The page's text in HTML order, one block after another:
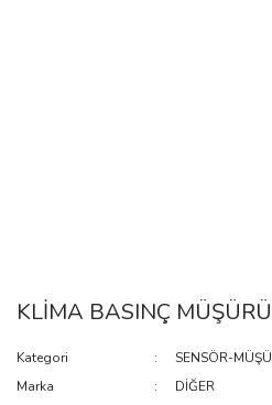
KLİMA BASINÇ
Kategori SENSÖR-
Marka
DİĞER